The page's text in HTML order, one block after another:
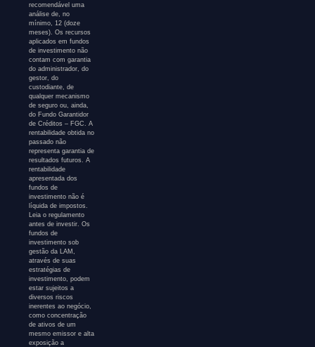
recomendável uma
análise de, no
mínimo, 12 (doze
meses). Os recursos
aplicados em fundos
de investimento não
contam com garantia
do administrador, do
gestor, do
custodiante, de
qualquer mecanismo
de seguro ou, ainda,
do Fundo Garantidor
de Créditos – FGC. A
rentabilidade obtida no
passado não
representa garantia de
resultados futuros. A
rentabilidade
apresentada dos
fundos de
investimento não é
líquida de impostos.
Leia o regulamento
antes de investir. Os
fundos de
investimento sob
gestão da LAM,
através de suas
estratégias de
investimento, podem
estar sujeitos a
diversos riscos
inerentes ao negócio,
como concentração
de ativos de um
mesmo emissor e alta
exposição a